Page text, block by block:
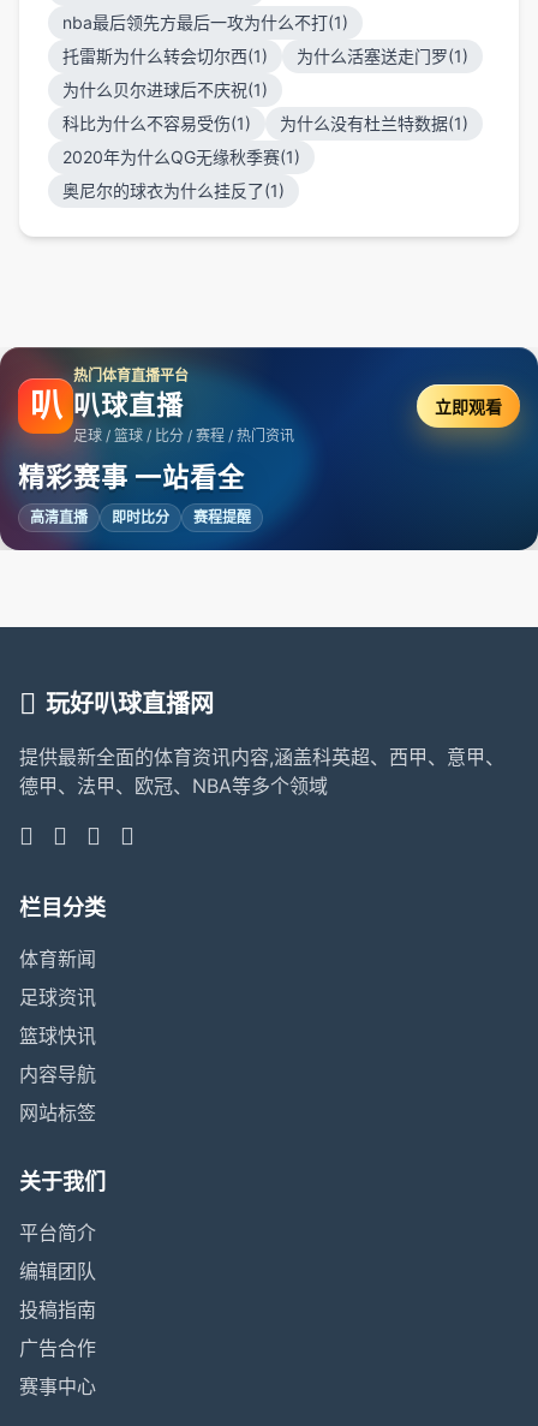
nba最后领先方最后一攻为什么不打(1)
托雷斯为什么转会切尔西(1)
为什么活塞送走门罗(1)
为什么贝尔进球后不庆祝(1)
科比为什么不容易受伤(1)
为什么没有杜兰特数据(1)
2020年为什么QG无缘秋季赛(1)
奥尼尔的球衣为什么挂反了(1)
叭
热门体育直播平台
叭球直播
足球 / 篮球 / 比分 / 赛程 / 热门资讯
精彩赛事 一站看全
高清直播 即时比分 赛程提醒
立即观看
玩好叭球直播网
提供最新全面的体育资讯内容,涵盖科英超、西甲、意甲、
德甲、法甲、欧冠、NBA等多个领域
栏目分类
体育新闻
足球资讯
篮球快讯
内容导航
网站标签
关于我们
平台简介
编辑团队
投稿指南
广告合作
赛事中心